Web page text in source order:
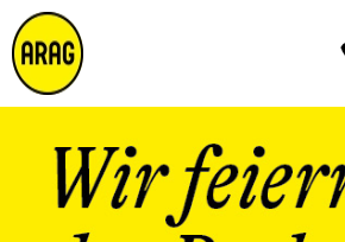
Montag - Donnerstag 09 - 17
Uhr
0211 963-